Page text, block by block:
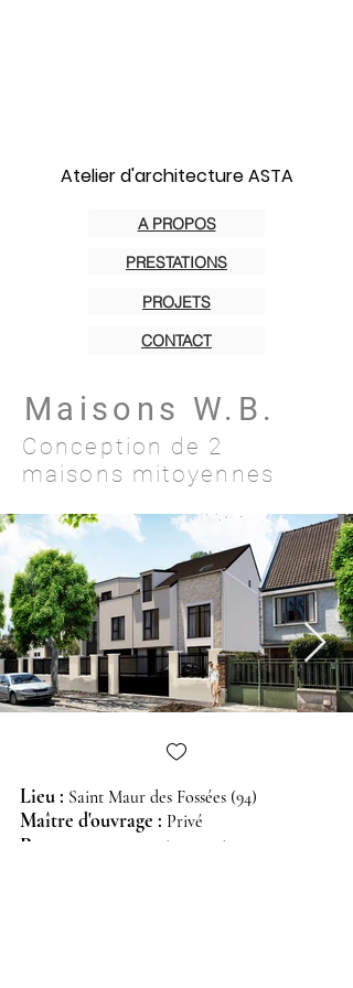
A PROPOS
PRESTATIONS
PROJETS
CONTACT
Atelier d'architecture ASTA
Maisons W.B.
Conception de 2
maisons mitoyennes
Lieu : Saint Maur des Fossées (94)
Maître d'ouvrage : Privé
Programme 2 maisons mitoyennes